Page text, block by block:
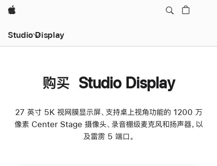
Apple
Studio Display
购买 Studio Display
27 英寸 5K 视网膜显示屏、支持桌上视角功能的 1200 万
像素 Center Stage 摄像头、录音棚级麦克风和扬声器，以
及雷雳 5 端口。